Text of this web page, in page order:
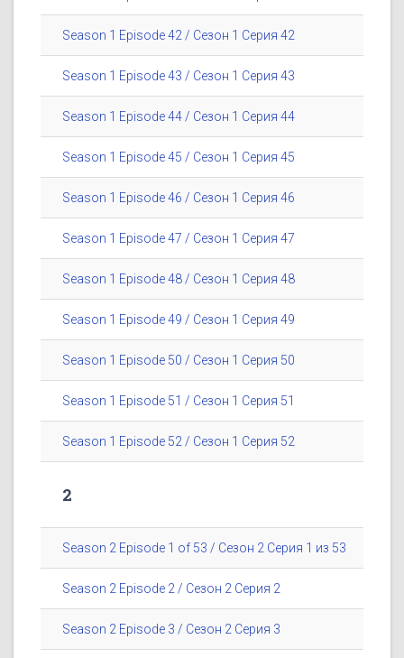
Season 1 Episode 42 / Сезон 1 Серия 42
Season 1 Episode 43 / Сезон 1 Серия 43
Season 1 Episode 44 / Сезон 1 Серия 44
Season 1 Episode 45 / Сезон 1 Серия 45
Season 1 Episode 46 / Сезон 1 Серия 46
Season 1 Episode 47 / Сезон 1 Серия 47
Season 1 Episode 48 / Сезон 1 Серия 48
Season 1 Episode 49 / Сезон 1 Серия 49
Season 1 Episode 50 / Сезон 1 Серия 50
Season 1 Episode 51 / Сезон 1 Серия 51
Season 1 Episode 52 / Сезон 1 Серия 52
2
Season 2 Episode 1 of 53 / Сезон 2 Серия 1 из 53
Season 2 Episode 2 / Сезон 2 Серия 2
Season 2 Episode 3 / Сезон 2 Серия 3